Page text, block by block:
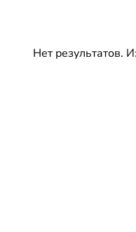
Нет результатов.